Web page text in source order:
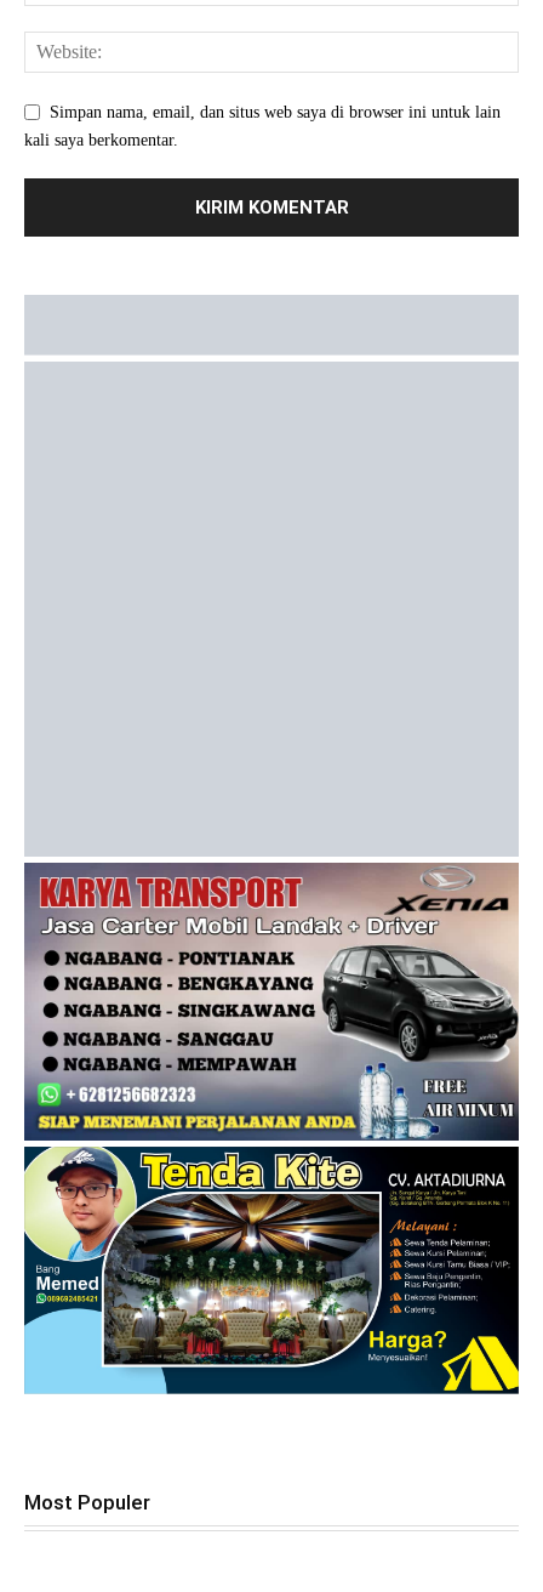
Simpan nama, email, dan situs web saya di browser ini untuk lain
kali saya berkomentar.
Most Populer